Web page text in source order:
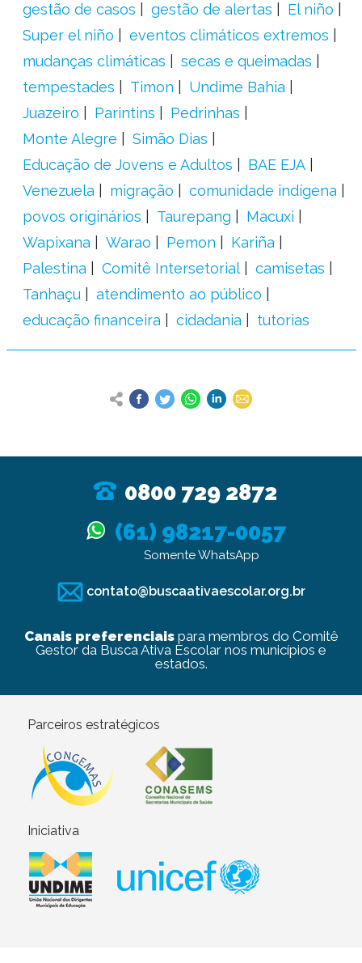
gestão de casos
gestão de alertas
El niño
Super el niño
eventos climáticos extremos
mudanças climáticas
secas e queimadas
tempestades
Timon
Undime Bahia
Juazeiro
Parintins
Pedrinhas
Monte Alegre
Simão Dias
Educação de Jovens e Adultos
BAE EJA
Venezuela
migração
comunidade indígena
povos originários
Taurepang
Macuxi
Wapixana
Warao Pemon
Kariña
Palestina
Comitê Intersetorial
camisetas
Tanhaçu
atendimento ao público
educação financeira
cidadania tutorias
0800 729 2872
(61) 98217-0057
Somente WhatsApp
contato@buscaativaescolar.org.br
Canais preferenciaispara membros do Comitê
Gestor da Busca Ativa Escolar nos municípios e
estados.
Parceiros estratégicos
Iniciativa